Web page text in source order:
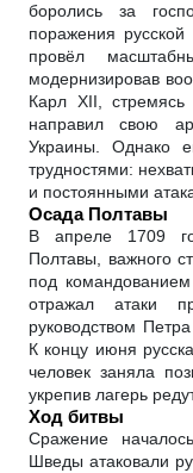
боролись за
поражения
провёл
модернизировав
Карл XII, стремясь
направил свою
Украины. Однако
трудностями:
и постоянными
Осада Полтавы
В апреле 1709
Полтавы, важного
под
отражал атаки
руководством
К концу июня
человек заняла
укрепив лагерь
Ход битвы
Сражение
Шведы атаковали